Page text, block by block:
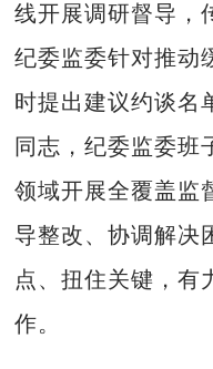
线开展调研督导，
纪委监委针对推动
时提出建议约谈名
同志，纪委监委班
领域开展全覆盖监
导整改、协调解决
点、扭住关键，有
作。